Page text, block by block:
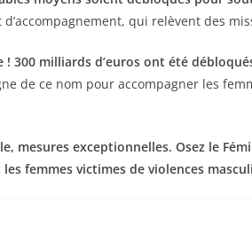
qui relèvent des
! 300 milliards d’euros ont été
de ce nom pour accompagner les
mesures exceptionnelles. Osez le
femmes victimes de violences